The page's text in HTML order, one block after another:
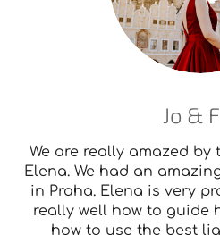
Jo &
We are really amazed by
Elena. We had an
in Praha. Elena is very
really well how to guide
how to use the best